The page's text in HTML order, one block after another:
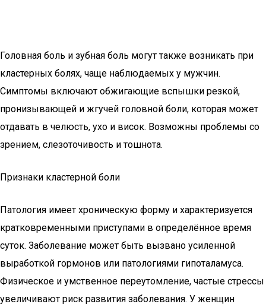
Головная боль и зубная боль могут также возникать при
кластерных болях, чаще наблюдаемых у мужчин.
Симптомы включают обжигающие вспышки резкой,
пронизывающей и жгучей головной боли, которая может
отдавать в челюсть, ухо и висок. Возможны проблемы со
зрением, слезоточивость и тошнота.
Признаки кластерной боли
Патология имеет хроническую форму и характеризуется
кратковременными приступами в определённое время
суток. Заболевание может быть вызвано усиленной
выработкой гормонов или патологиями гипоталамуса.
Физическое и умственное переутомление, частые стрессы
увеличивают риск развития заболевания. У женщин